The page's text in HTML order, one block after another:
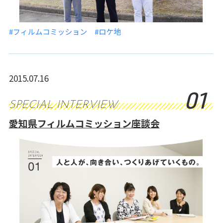
#フィルムコミッション #ロケ地
2015.07.16
SPECIAL INTERVIEW 01
愛知県フィルムコミッション座談会